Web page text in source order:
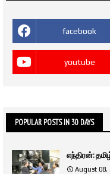
facebook
youtube
POPULAR POSTS IN 30 DAYS
எந்திரன்:
August 08,